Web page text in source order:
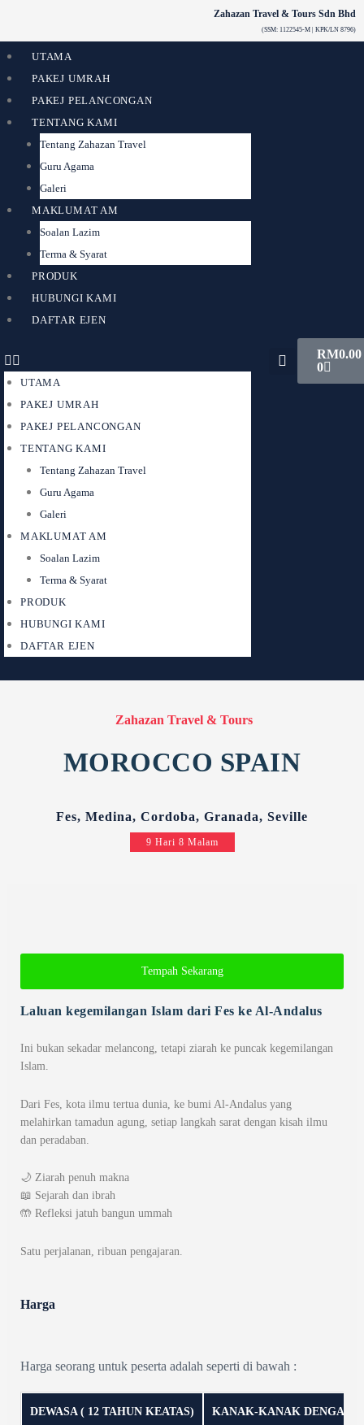
content
Zahazan Travel & Tours Sdn Bhd
(SSM: 1122545-M | KPK/LN 8796)
UTAMA
PAKEJ UMRAH
PAKEJ PELANCONGAN
TENTANG KAMI
Tentang Zahazan Travel
Guru Agama
Galeri
MAKLUMAT AM
Soalan Lazim
Terma & Syarat
PRODUK
HUBUNGI KAMI
DAFTAR EJEN
UTAMA
PAKEJ UMRAH
PAKEJ PELANCONGAN
TENTANG KAMI
Tentang Zahazan Travel
Guru Agama
Galeri
MAKLUMAT AM
Soalan Lazim
Terma & Syarat
PRODUK
HUBUNGI KAMI
DAFTAR EJEN
RM0.00
0
Zahazan Travel & Tours
MOROCCO SPAIN
Fes, Medina, Cordoba, Granada, Seville
9 Hari 8 Malam
Tempah Sekarang
Laluan kegemilangan Islam dari Fes ke Al-Andalus
Ini bukan sekadar melancong, tetapi ziarah ke puncak kegemilangan
Islam.
Dari Fes, kota ilmu tertua dunia, ke bumi Al-Andalus yang
melahirkan tamadun agung, setiap langkah sarat dengan kisah ilmu
dan peradaban.
🌙 Ziarah penuh makna
📖 Sejarah dan ibrah
🤲 Refleksi jatuh bangun ummah
Satu perjalanan, ribuan pengajaran.
Harga
Harga seorang untuk peserta adalah seperti di bawah :
DEWASA ( 12 TAHUN KEATAS) KANAK-KANAK DENGAN